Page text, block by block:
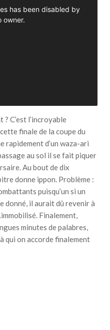
? C’est l’incroyable
finale de la coupe du
rapidement d’un waza-ari
au sol il se fait piquer
Au bout de dix
donne ippon. Problème :
puisqu’un si un
donné, il aurait dû revenir à
Finalement,
minutes de palabres,
qui on accorde finalement